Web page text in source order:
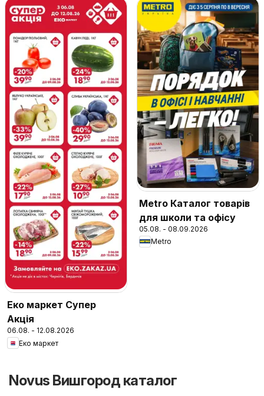
Еко маркет Супер
Акція
06.08. - 12.08.2026
Еко маркет
Metro Каталог товарів
для школи та офісу
05.08. - 08.09.2026
Metro
Novus Вишгород каталог